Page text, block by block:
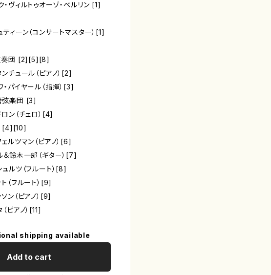
・ヴィルトゥオーゾ・ベルリン [1]
ティーン（コンサートマスター）[1]
奏団 [2][5][8]
チュール（ピアノ）[2]
・パイヤール（指揮）[3]
弦楽団 [3]
ン（チェロ）[4]
[4][10]
ェルツマン（ピアノ）[6]
＆鈴木一郎（ギター）[7]
ュルツ（フルート）[8]
（フルート）[9]
ン（ピアノ）[9]
ピアノ）[11]
shipping available
Add to cart